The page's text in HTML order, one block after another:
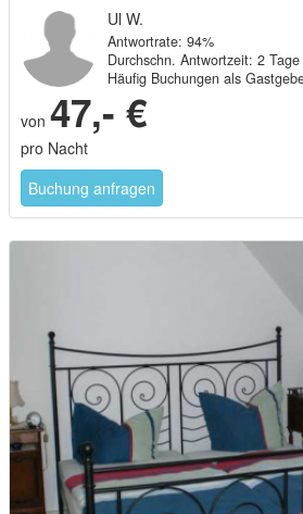
Durchschn. Antwortzeit: 2 Tage
Häufig Buchungen als Gastgeber
von 47,- €
pro Nacht
Buchung anfragen